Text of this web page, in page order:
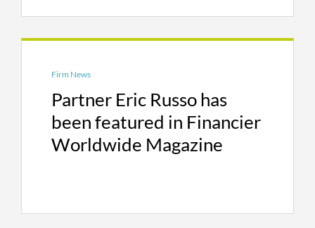
商的全球主要金融机构提供法律代理服务。因
此，昆鹰得以在无利益冲突的情况下起诉这些机
中，昆鹰就通过和解及判决从这些大型银行为客
户获得了超过200亿美元的赔偿金。
最后，我们基本上不会面临利益冲突的情况。昆
鹰没有公司法或金融法的业务团队，也就不会出
Firm News
Partner Eric Russo has
been featured in Financier
Worldwide Magazine